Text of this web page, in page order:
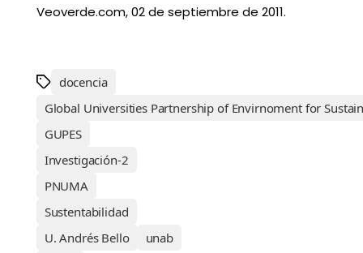
Veoverde.com, 02 de septiembre de 2011.
docencia
Global Universities Partnership of Envirnoment for
GUPES
Investigación-2
PNUMA
Sustentabilidad
U. Andrés Bello
unab